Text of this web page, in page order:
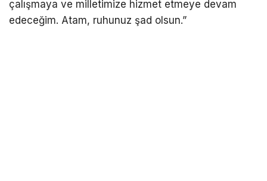
çalışmaya ve milletimize hizmet etmeye devam
edeceğim. Atam, ruhunuz şad olsun.”